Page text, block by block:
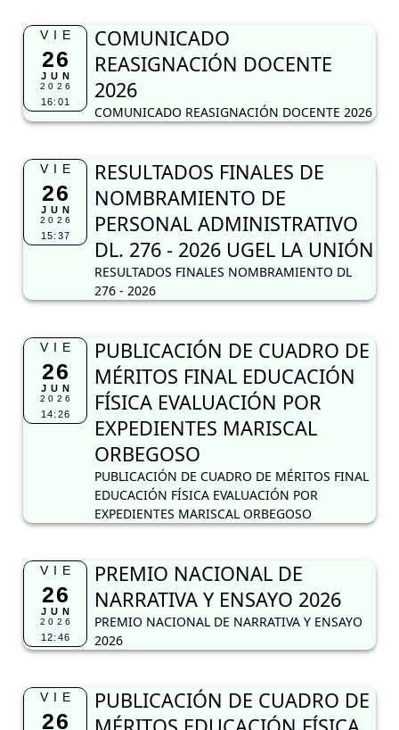
26
JUN
2026
15:37
NOMBRAMIENTO DE
PERSONAL ADMINISTRATIVO
DL. 276 - 2026 UGEL LA UNIÓN
RESULTADOS FINALES NOMBRAMIENTO DL
VIE
26
JUN
PUBLICACIÓN DE CUADRO DE
MÉRITOS FINAL EDUCACIÓN
FÍSICA EVALUACIÓN POR
EXPEDIENTES MARISCAL
ORBEGOSO
EDUCACIÓN FÍSICA EVALUACIÓN POR
EXPEDIENTES MARISCAL ORBEGOSO
VIE
PREMIO NACIONAL DE
NARRATIVA Y ENSAYO 2026
PREMIO NACIONAL DE NARRATIVA Y ENSAYO
2026
26
JUN
2026
11:20
MÉRITOS EDUCACIÓN FÍSICA
EVALUACIÓN POR
EXPEDIENTES MARISCAL
ORBEGOSO
EDUCACIÓN FÍSICA EVALUACIÓN POR
EXPEDIENTES MARISCAL ORBEGOSO